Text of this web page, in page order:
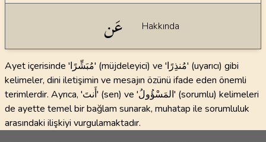
عَن Hakkında
Ayet içerisinde 'مُبَشِّرًا' (müjdeleyici) ve 'مُنذِرًا' (uyarıcı) gibi
kelimeler, dini iletişimin ve mesajın özünü ifade eden önemli
terimlerdir. Ayrıca, 'أَنتَ' (sen) ve 'المَسْؤُولُ' (sorumlu) kelimeleri
de ayette temel bir bağlam sunarak, muhatap ile sorumluluk
arasındaki ilişkiyi vurgulamaktadır.